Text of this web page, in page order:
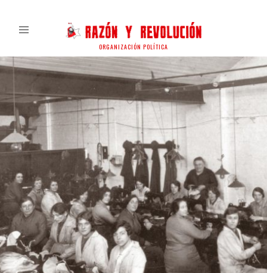
ORGANIZACIÓN POLÍTICA